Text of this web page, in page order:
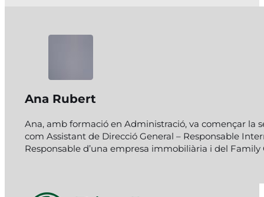
Ana Rubert
Ana, amb formació en Administració, va començar la
com Assistant de Direcció General – Responsable
Responsable d’una empresa immobiliària i del